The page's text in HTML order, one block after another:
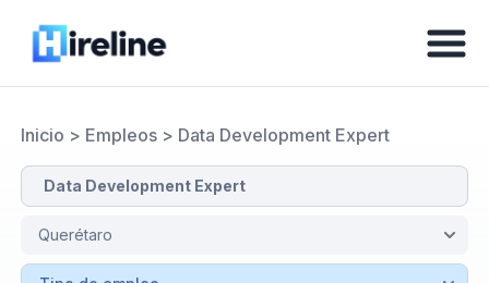
Inicio > Empleos> Data Development Expert